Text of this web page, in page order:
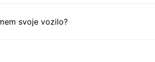
svoje vozilo?